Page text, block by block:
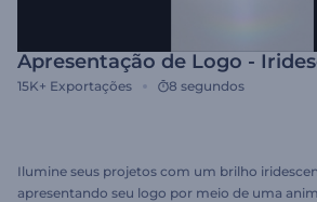
Apresentação de Logo -
15K+ Exportações 8 segundos
Ilumine seus projetos com um brilho
apresentando seu logo por meio de uma